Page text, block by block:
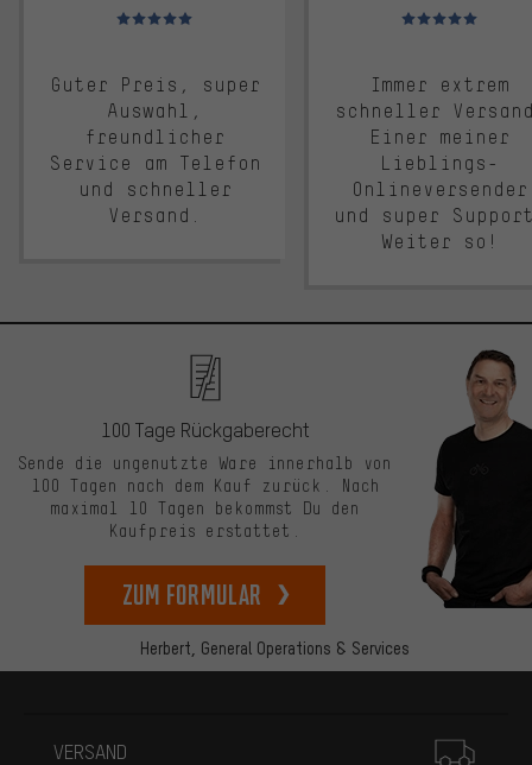
Bewertungen: 5 von 5
Guter Preis, super
Auswahl,
freundlicher
Service am Telefon
und schneller
Versand.
Bewertungen: 5 von 5
Immer extrem
schneller
Einer meiner
Lieblings-
Onlineversender
und super
Weiter so!
Herbert, General Operations & Services
100 Tage Rückgaberecht
Sende die ungenutzte Ware innerhalb von
100 Tagen nach dem Kauf zurück. Nach
maximal 10 Tagen bekommst Du den
Kaufpreis erstattet.
zum Formular
VERSAND